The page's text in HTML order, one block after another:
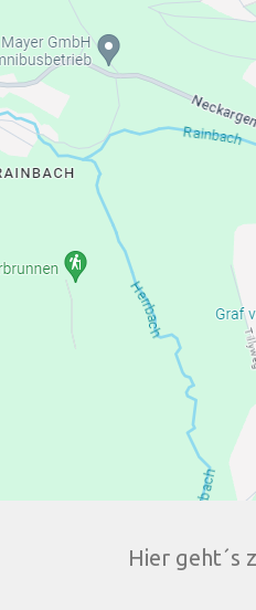
Hier geht´s